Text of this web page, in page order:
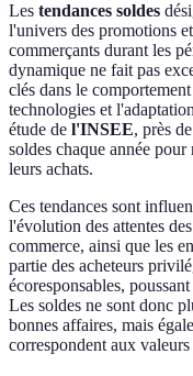
Les tendances soldes
l'univers des promotions
commerçants durant les
dynamique ne fait pas
clés dans le
technologies et
étude de l'INSEE, près
soldes chaque année
leurs achats.
Ces tendances sont
l'évolution des attentes
commerce, ainsi que les
partie des acheteurs
écoresponsables,
Les soldes ne sont donc
bonnes affaires, mais
correspondent aux